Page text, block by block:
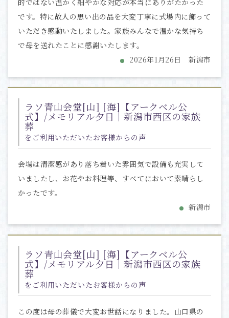
的ではない温かく細やかな対応が本当にありがたかった
です。特に故人の思い出の品を大変丁寧に式場内に飾って
いただき感動いたしました。家族みんなで温かな気持ち
で母を送れたことに感謝いたします。
2026年1月26日 新潟市
ラソ青山会堂[山] [海]【アークベル公
式】/メモリアル夕日｜新潟市西区の家族
葬
をご利用いただいたお客様からの声
会場は清潔感があり落ち着いた雰囲気で設備も充実して
いましたし、お花やお料理等、すべてにおいて素晴らし
かったです。
新潟市
ラソ青山会堂[山] [海]【アークベル公
式】/メモリアル夕日｜新潟市西区の家族
葬
をご利用いただいたお客様からの声
この度は母の葬儀で大変お世話になりました。山口県の